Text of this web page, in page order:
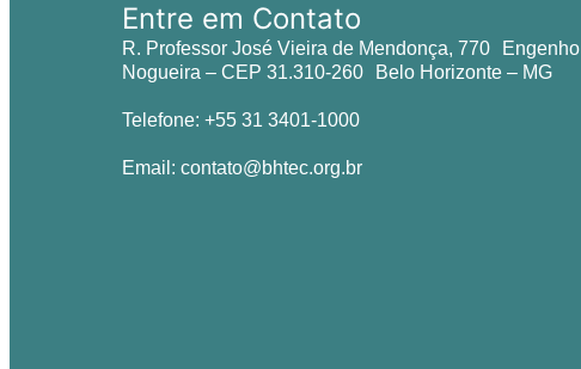
Entre em Contato
R. Professor José Vieira de Mendonça, 770 Engenho
Nogueira – CEP 31.310-260 Belo Horizonte – MG
Telefone: +55 31 3401-1000
Email: contato@bhtec.org.br